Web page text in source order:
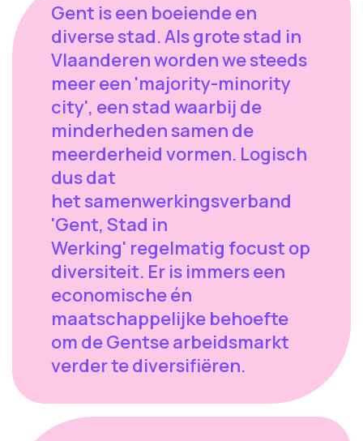
Gent is een boeiende en
diverse stad. Als grote stad in
Vlaanderen worden we steeds
meer een 'majority-minority
city', een stad waarbij de
minderheden samen de
meerderheid vormen. Logisch
dus dat
het samenwerkingsverband
'Gent, Stad in
Werking' regelmatig focust op
diversiteit. Er is immers een
economische én
maatschappelijke behoefte
om de Gentse arbeidsmarkt
verder te diversifiëren.